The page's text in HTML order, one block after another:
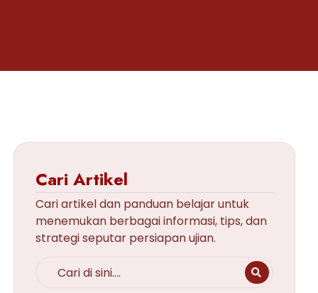
Cari Artikel
Cari artikel dan panduan belajar untuk
menemukan berbagai informasi, tips, dan
strategi seputar persiapan ujian.